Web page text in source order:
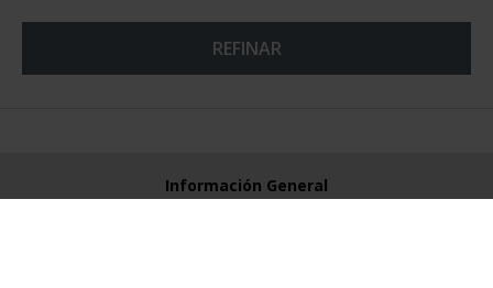
REFINAR
Información General